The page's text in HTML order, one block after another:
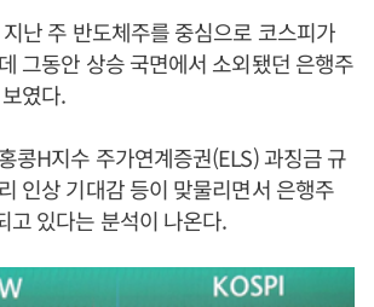
난 주 반도체주를 중심으로 코스피가
그동안 상승 국면에서 소외됐던 은행주
였다.
콩H지수 주가연계증권(ELS) 과징금 규
인상 기대감 등이 맞물리면서 은행주
고 있다는 분석이 나온다.